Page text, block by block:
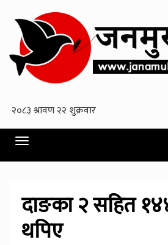
Toggle
navigation
दाङका २ सहित
थपिए